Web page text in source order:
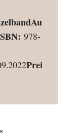
Au
978-
Prei